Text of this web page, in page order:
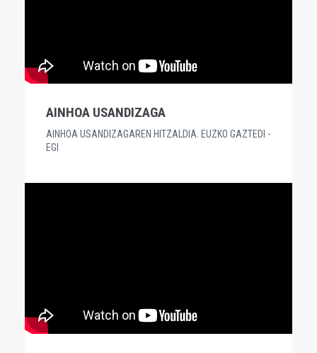
AINHOA USANDIZAGA
AINHOA USANDIZAGAREN HITZALDIA. EUZKO GAZTEDI -
EGI